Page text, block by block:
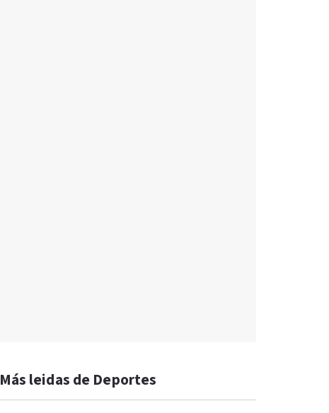
Más leidas de Deportes